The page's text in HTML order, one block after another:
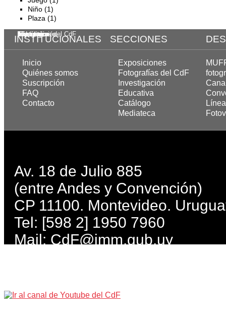
Niño (1)
Plaza (1)
Exposiciones
Fotografías del CdF
Investigación
Educativa
Catálogo
Mediateca
INSTITUCIONALES SECCIONES
Inicio
Quiénes somos
Suscripción
FAQ
Contacto
Exposiciones
Fotografías del CdF
Investigación
Educativa
Catálogo
Mediateca
Av. 18 de Julio 885
(entre Andes y Convención)
CP 11100. Montevideo.
Tel: [598 2] 1950 7960
Mail: CdF@imm.gub.uy